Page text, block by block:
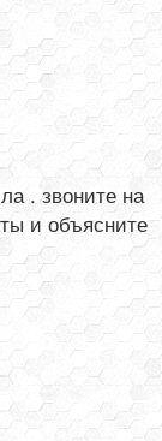
. звоните на
и объясните